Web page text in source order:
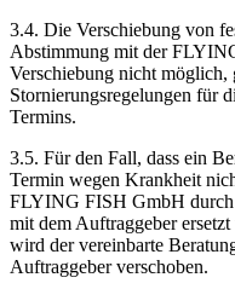
3.4. Die Verschiebung von
Abstimmung mit der
Verschiebung nicht möglich,
Stornierungsregelungen für
Termins.
3.5. Für den Fall, dass ein
Termin wegen Krankheit
FLYING FISH GmbH durch
mit dem Auftraggeber
wird der vereinbarte
Auftraggeber verschoben.